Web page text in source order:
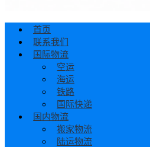
首页
联系我们
国际物流
空运
海运
铁路
国际快递
国内物流
搬家物流
陆运物流